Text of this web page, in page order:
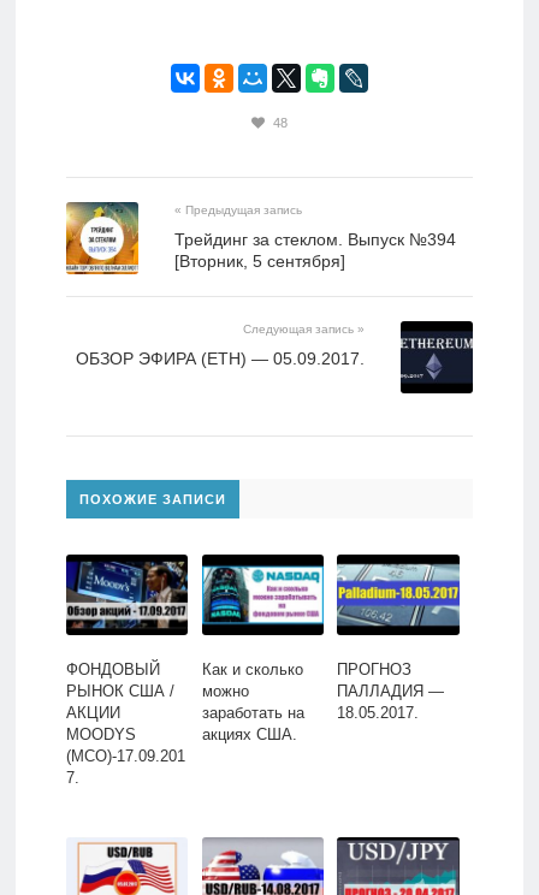
48
« Предыдущая запись
Трейдинг за стеклом. Выпуск №394
[Вторник, 5 сентября]
Следующая запись »
ОБЗОР ЭФИРА (ETH) — 05.09.2017.
ПОХОЖИЕ ЗАПИСИ
ФОНДОВЫЙ
РЫНОК США /
АКЦИИ
MOODYS
(МСО)-17.09.201
7.
Как и сколько
можно
заработать на
акциях США.
ПРОГНОЗ
ПАЛЛАДИЯ —
18.05.2017.